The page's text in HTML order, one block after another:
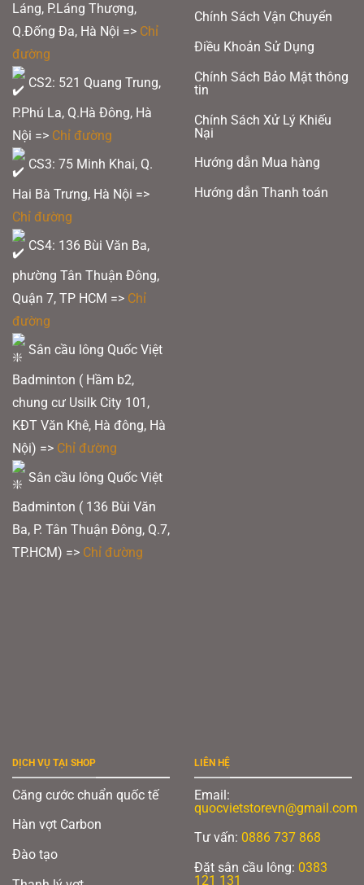
Láng, P.Láng Thượng,
Q.Đống Đa, Hà Nội => Chỉ
đường
CS2: 521 Quang Trung,
P.Phú La, Q.Hà Đông, Hà
Nội => Chỉ đường
CS3: 75 Minh Khai, Q.
Hai Bà Trưng, Hà Nội =>
Chỉ đường
CS4: 136 Bùi Văn Ba,
phường Tân Thuận Đông,
Quận 7, TP HCM => Chỉ
đường
Sân cầu lông Quốc Việt
Badminton ( Hầm b2,
chung cư Usilk City 101,
KĐT Văn Khê, Hà đông, Hà
Nội) => Chỉ đường
Sân cầu lông Quốc Việt
Badminton ( 136 Bùi Văn
Ba, P. Tân Thuận Đông, Q.7,
TP.HCM) => Chỉ đường
Chính Sách Vận Chuyển
Điều Khoản Sử Dụng
Chính Sách Bảo Mật thông
tin
Chính Sách Xử Lý Khiếu
Nại
Hướng dẫn Mua hàng
Hướng dẫn Thanh toán
DỊCH VỤ TẠI SHOP
Căng cước chuẩn quốc tế
Hàn vợt Carbon
Đào tạo
LIÊN HỆ
Email:
quocvietstorevn@gmail.com
Tư vấn: 0886 737 868
Đặt sân cầu lông: 0383
121 131